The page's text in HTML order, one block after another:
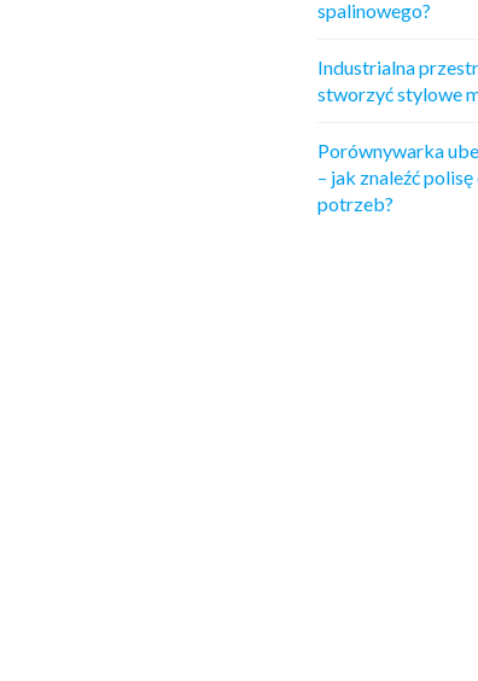
spalinowego?
Industrialna
stworzyć stylowe
Porównywarka
– jak znaleźć
potrzeb?